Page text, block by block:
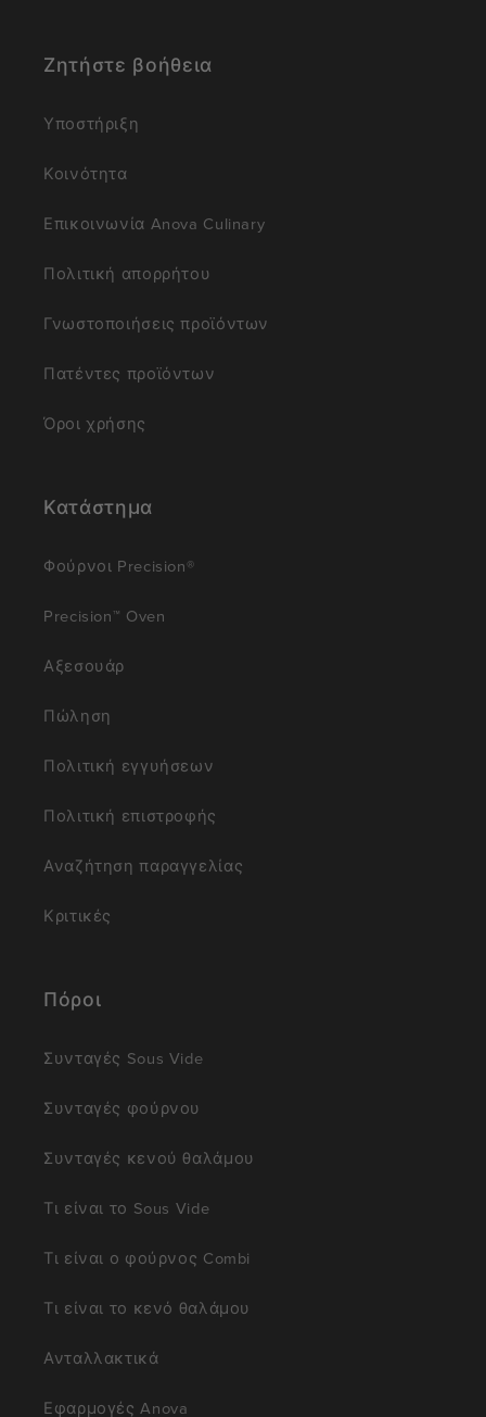
Ζητήστε βοήθεια
Υποστήριξη
Κοινότητα
Επικοινωνία Anova Culinary
Πολιτική απορρήτου
Γνωστοποιήσεις προϊόντων
Πατέντες προϊόντων
Όροι χρήσης
Κατάστημα
Φούρνοι Precision®
Precision™ Oven
Αξεσουάρ
Πώληση
Πολιτική εγγυήσεων
Πολιτική επιστροφής
Αναζήτηση παραγγελίας
Κριτικές
Πόροι
Συνταγές Sous Vide
Συνταγές φούρνου
Συνταγές κενού θαλάμου
Τι είναι το Sous Vide
Τι είναι ο φούρνος Combi
Τι είναι το κενό θαλάμου
Ανταλλακτικά
Εφαρμογές Anova